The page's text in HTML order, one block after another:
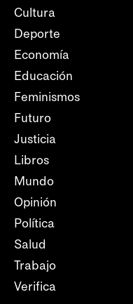
Cultura
Deporte
Economía
Educación
Feminismos
Futuro
Justicia
Libros
Mundo
Opinión
Política
Salud
Trabajo
Verifica